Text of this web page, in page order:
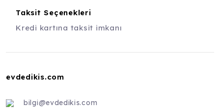
Taksit Seçenekleri
Kredi kartına taksit imkanı
evdedikis.com
bilgi@evdedikis.com